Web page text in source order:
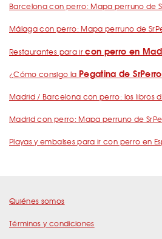
Barcelona con perro: Mapa perruno de
Málaga con perro: Mapa perruno de
Restaurantes para ircon perro en
¿Cómo consigo la Pegatina de SrPerro
Madrid / Barcelona con perro: los libros
Madrid con perro: Mapa perruno de
Playas y embalses para ir con perro en
Quiénes somos
Términos y condiciones